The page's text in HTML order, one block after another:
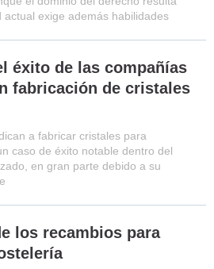
actual exige además habilidades
éxito de las compañías
fabricación de cristales
a fabricar cristales para
caso de éxito notable dentro del
en gran parte debido a su
los recambios para